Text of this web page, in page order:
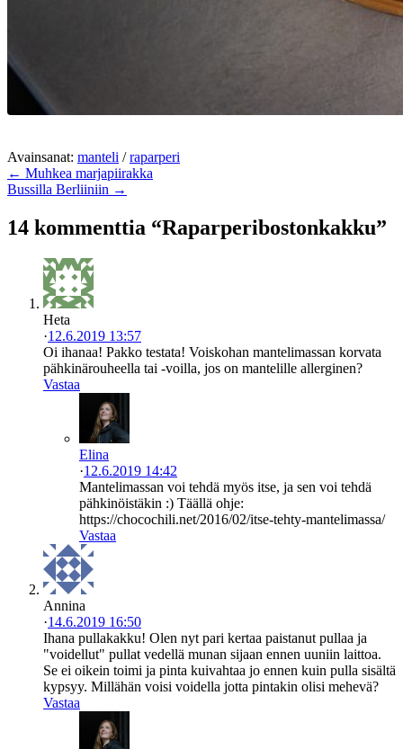
Avainsanat: manteli /raparperi
← Muhkea marjapiirakka
Bussilla Berliiniin →
14 kommenttia “Raparperibostonkakku”
Heta
·12.6.2019 13:57
Oi ihanaa! Pakko testata! Voiskohan mantelimassan korvata
pähkinärouheella tai -voilla, jos on mantelille allerginen?
Vastaa
Elina
·12.6.2019 14:42
Mantelimassan voi tehdä myös itse, ja sen voi tehdä
pähkinöistäkin :) Täällä ohje:
https://chocochili.net/2016/02/itse-tehty-mantelimassa/
Vastaa
Annina
·14.6.2019 16:50
Ihana pullakakku! Olen nyt pari kertaa paistanut pullaa ja
"voidellut" pullat vedellä munan sijaan ennen uuniin laittoa.
Se ei oikein toimi ja pinta kuivahtaa jo ennen kuin pulla sisältä
kypsyy. Millähän voisi voidella jotta pintakin olisi mehevä?
Vastaa